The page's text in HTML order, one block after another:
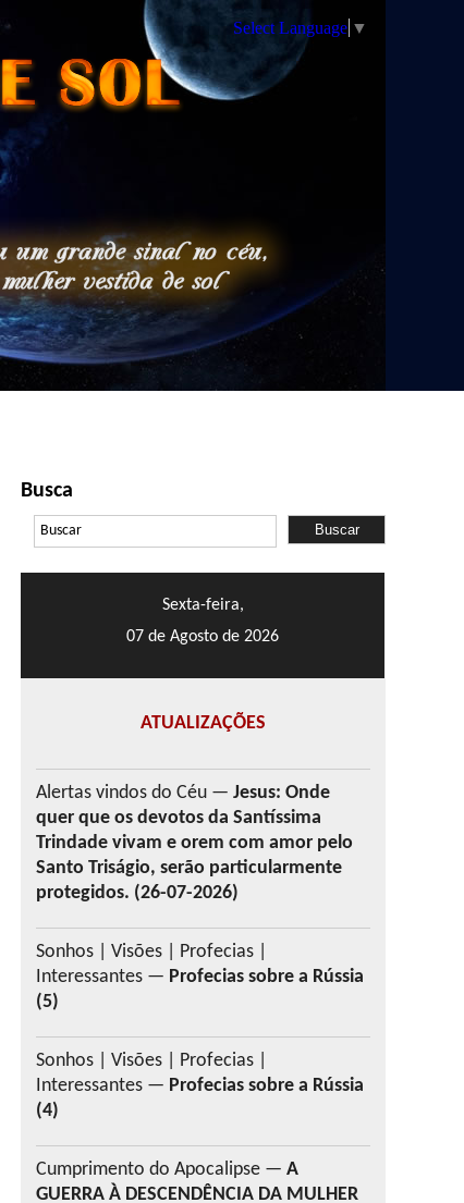
Select Language ▼
Busca
Sexta-feira,
07 de Agosto de 2026
ATUALIZAÇÕES
Alertas vindos do Céu — Jesus: Onde
quer que os devotos da Santíssima
Trindade vivam e orem com amor pelo
Santo Triságio, serão particularmente
protegidos. (26-07-2026)
Sonhos | Visões | Profecias |
Interessantes — Profecias sobre a Rússia
(5)
Sonhos | Visões | Profecias |
Interessantes — Profecias sobre a Rússia
(4)
Cumprimento do Apocalipse — A
GUERRA À DESCENDÊNCIA DA MULHER